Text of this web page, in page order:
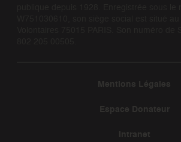
Mentions Légales
Espace Donateur
Intranet